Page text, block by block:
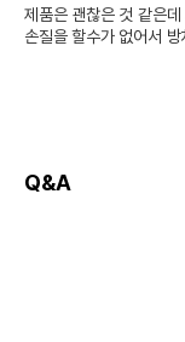
제품은 괜찮은 것 같은
손질을 할수가 없어서
Q&A